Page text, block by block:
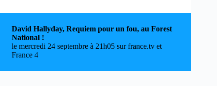
David Hallyday, Requiem pour un fou, au Forest
National !
le mercredi 24 septembre à 21h05 sur france.tv et
France 4